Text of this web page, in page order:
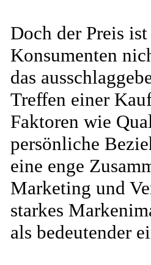
Doch der Preis
Konsumenten
das
Treffen einer
Faktoren wie
persönliche
eine enge
Marketing und
starkes
als bedeutender